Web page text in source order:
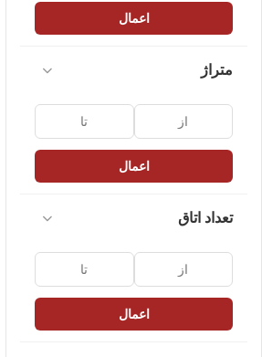
اعمال
متراژ
اعمال
تعداد اتاق
اعمال